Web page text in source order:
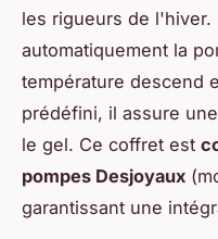
les rigueurs de
automatiquement la
température descend
prédéfini, il assure
le gel. Ce coffret est
pompes Desjoyaux
garantissant une